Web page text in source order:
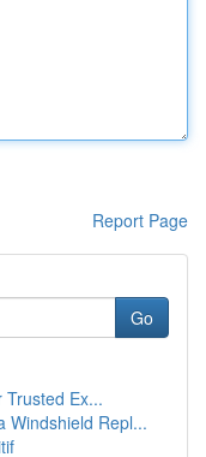
Report Page
Go
Trusted Ex...
Windshield Repl...